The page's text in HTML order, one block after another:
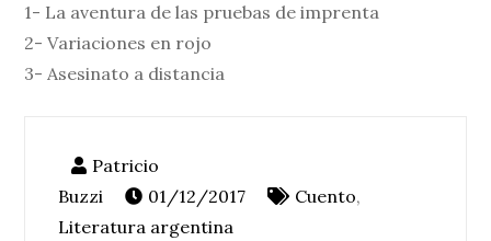
1- La aventura de las pruebas de imprenta
2- Variaciones en rojo
3- Asesinato a distancia
01/12/2017 Cuento,
Literatura argentina